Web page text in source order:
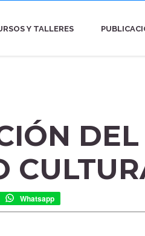
Y TALLERES
Whatsapp